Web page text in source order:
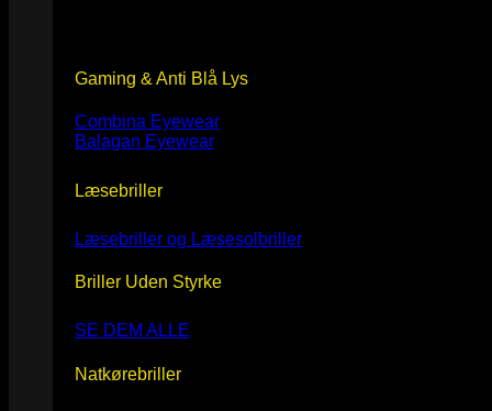
Gaming & Anti Blå Lys
Combina Eyewear
Balagan Eyewear
Læsebriller
Læsebriller og Læsesolbriller
Briller Uden Styrke
SE DEM ALLE
Natkørebriller